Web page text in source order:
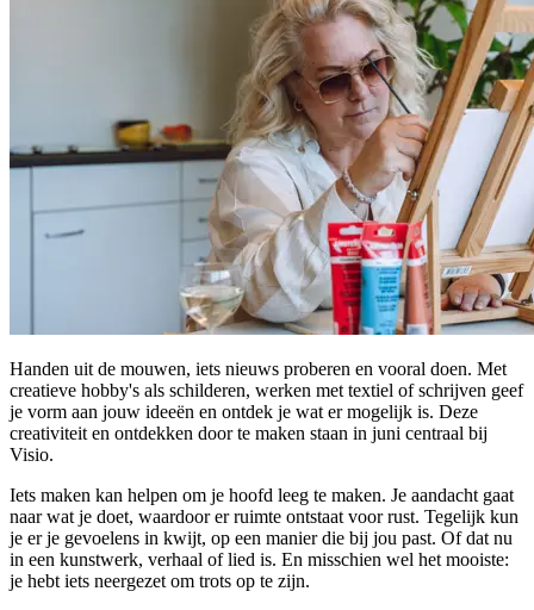
Handen uit de mouwen, iets nieuws proberen en vooral doen. Met
creatieve hobby's als schilderen, werken met textiel of schrijven geef
je vorm aan jouw ideeën en ontdek je wat er mogelijk is. Deze
creativiteit en ontdekken door te maken staan in juni centraal bij
Visio.
Iets maken kan helpen om je hoofd leeg te maken. Je aandacht gaat
naar wat je doet, waardoor er ruimte ontstaat voor rust. Tegelijk kun
je er je gevoelens in kwijt, op een manier die bij jou past. Of dat nu
in een kunstwerk, verhaal of lied is. En misschien wel het mooiste:
je hebt iets neergezet om trots op te zijn.